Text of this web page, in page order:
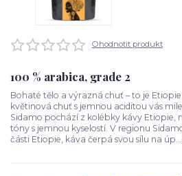
Ohodnotit produkt
100 % arabica, grade 2
Bohaté tělo a výrazná chuť – to je
květinová chuť s jemnou aciditou vás
Sidamo pochází z kolébky kávy Etiopie,
tóny s jemnou kyselostí. V regionu
části Etiopie, káva čerpá svou sílu na úp...